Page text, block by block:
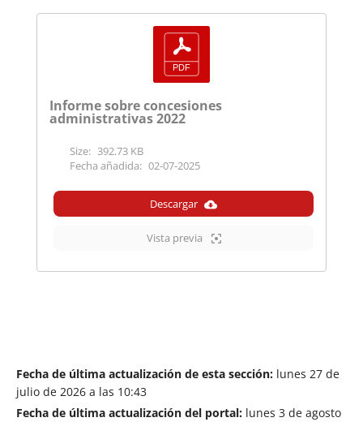
Informe sobre concesiones
administrativas 2022
Size: 392.73 KB
Fecha añadida: 02-07-2025
Descargar
Vista previa
Fecha de última actualización de esta sección: lunes 27 de
julio de 2026 a las 10:43
Fecha de última actualización del portal: lunes 3 de agosto